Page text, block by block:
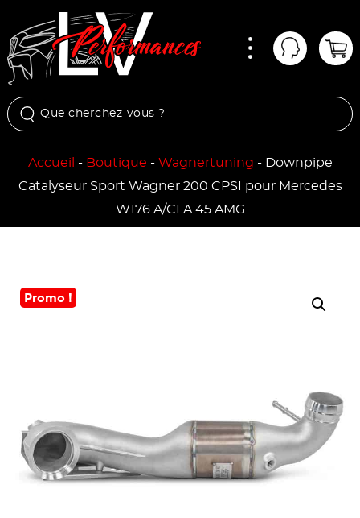
Mon
Accueil - Boutique - Wagnertuning - Downpipe
Catalyseur Sport Wagner 200 CPSI pour Mercedes
W176 A/CLA 45 AMG
Promo !